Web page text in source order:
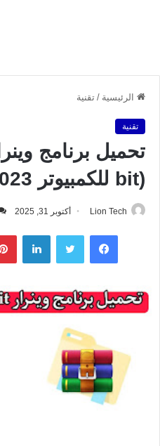
الرئيسية / تقنية
تقنية
bit) للكمبيوتر 2023
Lion Tech أكتوبر 31, 2025
فيسبوك تويتر